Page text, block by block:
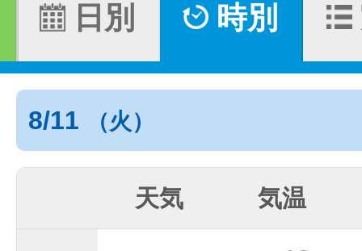
日別 時別
8/11 （火）
天気 気温